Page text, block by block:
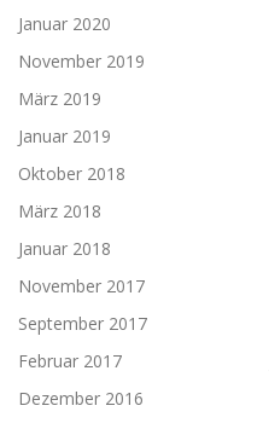
Januar 2020
November 2019
März 2019
Januar 2019
Oktober 2018
März 2018
Januar 2018
November 2017
September 2017
Februar 2017
Dezember 2016